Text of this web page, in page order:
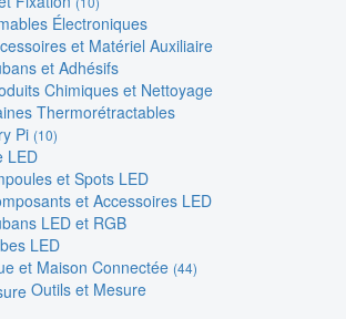
Électroniques
et Matériel Auxiliaire
et Adhésifs
Chimiques et Nettoyage
Thermorétractables
Pi (10)
LED
et Spots LED
et Accessoires LED
LED et RGB
LED
et Maison Connectée (44)
Outils et Mesure